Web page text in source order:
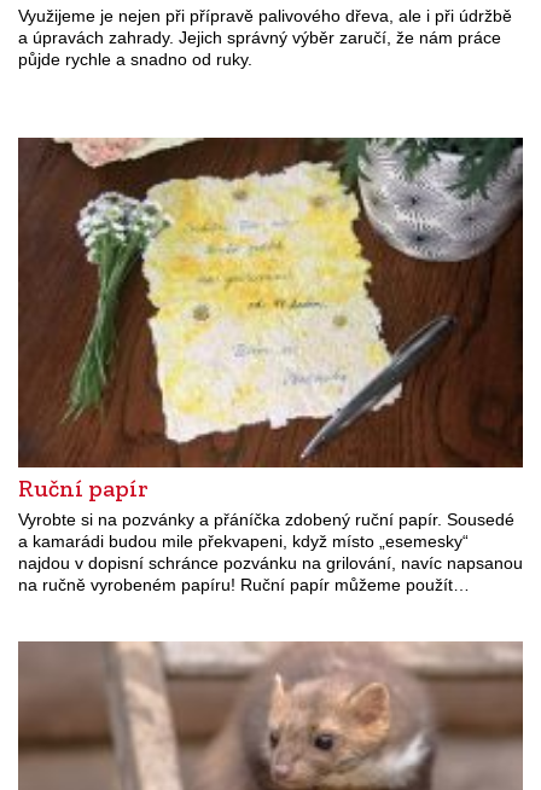
Využijeme je nejen při přípravě palivového dřeva, ale i při údržbě
a úpravách zahrady. Jejich správný výběr zaručí, že nám práce
půjde rychle a snadno od ruky.
Ruční papír
Vyrobte si na pozvánky a přáníčka zdobený ruční papír. Sousedé
a kamarádi budou mile překvapeni, když místo „esemesky“
najdou v dopisní schránce pozvánku na grilování, navíc napsanou
na ručně vyrobeném papíru! Ruční papír můžeme použít…